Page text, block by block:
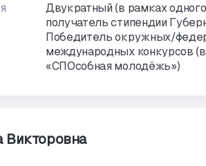
Двукратный (в рамках
получатель стипендии
Победитель окружных/
международных конкурсов
«СПОсобная молодёжь»)
Викторовна